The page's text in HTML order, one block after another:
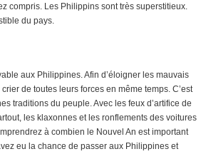
compris. Les Philippins sont très superstitieux.
du pays.
aux Philippines. Afin d’éloigner les mauvais
de toutes leurs forces en même temps. C’est
traditions du peuple. Avec les feux d’artifice de
les klaxonnes et les ronflements des voitures
à combien le Nouvel An est important
eu la chance de passer aux Philippines et